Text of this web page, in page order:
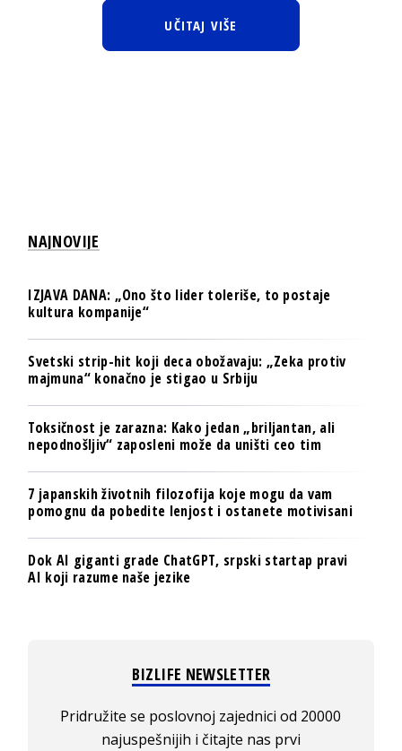
UČITAJ VIŠE
NAJNOVIJE
IZJAVA DANA: „Ono što lider toleriše, to postaje
kultura kompanije“
Svetski strip-hit koji deca obožavaju: „Zeka protiv
majmuna“ konačno je stigao u Srbiju
Toksičnost je zarazna: Kako jedan „briljantan, ali
nepodnošljiv“ zaposleni može da uništi ceo tim
7 japanskih životnih filozofija koje mogu da vam
pomognu da pobedite lenjost i ostanete motivisani
Dok AI giganti grade ChatGPT, srpski startap pravi
AI koji razume naše jezike
BIZLIFE NEWSLETTER
Pridružite se poslovnoj zajednici od 20000
najuspešnijih i čitajte nas prvi